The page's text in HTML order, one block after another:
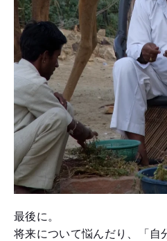
最後に。
将来について悩んだり、「自